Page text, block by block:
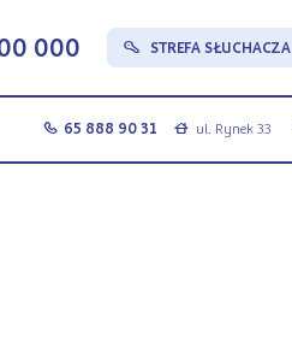
000 s STREFA SŁUCHACZA
c 65 888 90 31 a ul. Rynek 33